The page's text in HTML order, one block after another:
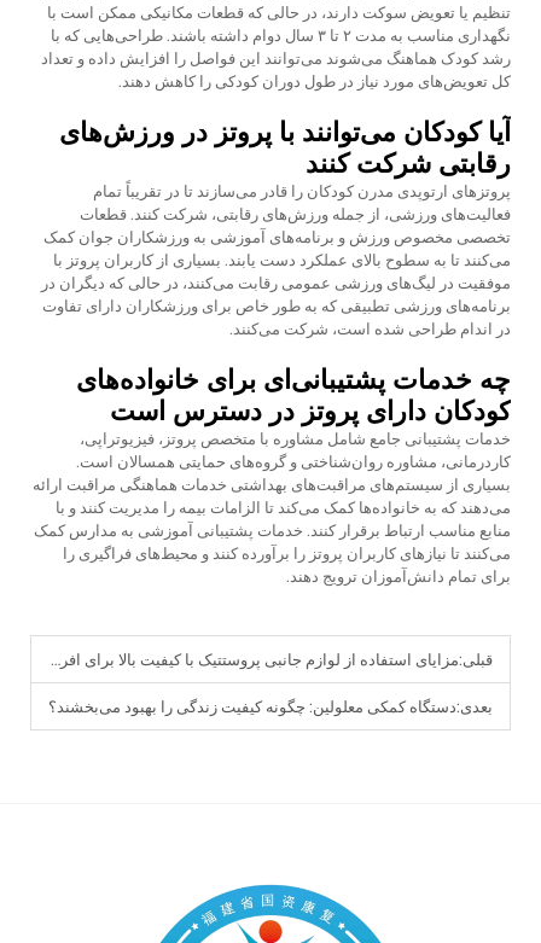
تنظیم یا تعویض سوکت دارند، در حالی که قطعات مکانیکی ممکن است با
نگهداری مناسب به مدت ۲ تا ۳ سال دوام داشته باشند. طراحی‌هایی که با
رشد کودک هماهنگ می‌شوند می‌توانند این فواصل را افزایش داده و تعداد
کل تعویض‌های مورد نیاز در طول دوران کودکی را کاهش دهند.
آیا کودکان می‌توانند با پروتز در ورزش‌های
رقابتی شرکت کنند
پروتزهای ارتوپدی مدرن کودکان را قادر می‌سازند تا در تقریباً تمام
فعالیت‌های ورزشی، از جمله ورزش‌های رقابتی، شرکت کنند. قطعات
تخصصی مخصوص ورزش و برنامه‌های آموزشی به ورزشکاران جوان کمک
می‌کنند تا به سطوح بالای عملکرد دست یابند. بسیاری از کاربران پروتز با
موفقیت در لیگ‌های ورزشی عمومی رقابت می‌کنند، در حالی که دیگران در
برنامه‌های ورزشی تطبیقی که به طور خاص برای ورزشکاران دارای تفاوت
در اندام طراحی شده است، شرکت می‌کنند.
چه خدمات پشتیبانی‌ای برای خانواده‌های
کودکان دارای پروتز در دسترس است
خدمات پشتیبانی جامع شامل مشاوره با متخصص پروتز، فیزیوتراپی،
کاردرمانی، مشاوره روان‌شناختی و گروه‌های حمایتی همسالان است.
بسیاری از سیستم‌های مراقبت‌های بهداشتی خدمات هماهنگی مراقبت ارائه
می‌دهند که به خانواده‌ها کمک می‌کند تا الزامات بیمه را مدیریت کنند و با
منابع مناسب ارتباط برقرار کنند. خدمات پشتیبانی آموزشی به مدارس کمک
می‌کنند تا نیازهای کاربران پروتز را برآورده کنند و محیط‌های فراگیری را
برای تمام دانش‌آموزان ترویج دهند.
قبلی:مزایای استفاده از لوازم جانبی پروستتیک با کیفیت بالا برای افراد دارای قطع عضو چیست؟
بعدی:دستگاه کمکی معلولین: چگونه کیفیت زندگی را بهبود می‌بخشند؟